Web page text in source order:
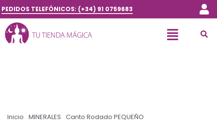
PEDIDOS TELEFÓNICOS: (+34) 91 0759683
Inicio MINERALES Canto Rodado PEQUEÑO